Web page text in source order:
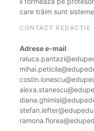
care trăim sunt
CONTACT REDACȚIE
Adrese e-mail